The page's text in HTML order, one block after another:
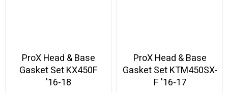
ProX Head & Base
Gasket Set KX450F
'16-18
ProX Head & Base
Gasket Set KTM450SX-
F '16-17